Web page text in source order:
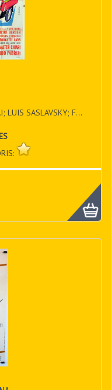
LUIS SASLAVSKY; F...